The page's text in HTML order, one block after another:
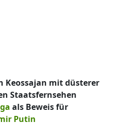
Keossajan mit düsterer
Staatsfernsehen
als Beweis für
Putin